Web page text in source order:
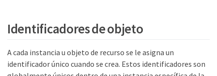
Identificadores de objeto
A cada instancia u objeto de recurso se le asigna un
identificador único cuando se crea. Estos identificadores son